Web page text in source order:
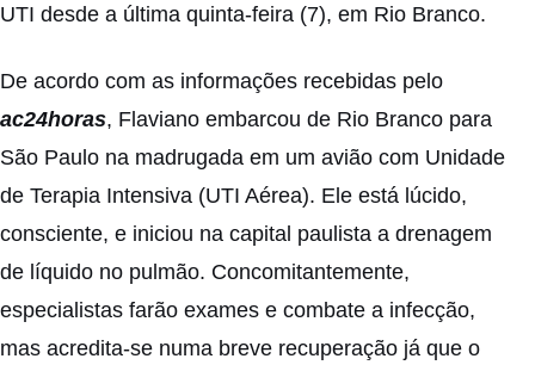
UTI desde a última quinta-feira (7), em Rio Branco.
De acordo com as informações recebidas pelo
ac24horas, Flaviano embarcou de Rio Branco para
São Paulo na madrugada em um avião com Unidade
de Terapia Intensiva (UTI Aérea). Ele está lúcido,
consciente, e iniciou na capital paulista a drenagem
de líquido no pulmão. Concomitantemente,
especialistas farão exames e combate a infecção,
mas acredita-se numa breve recuperação já que o